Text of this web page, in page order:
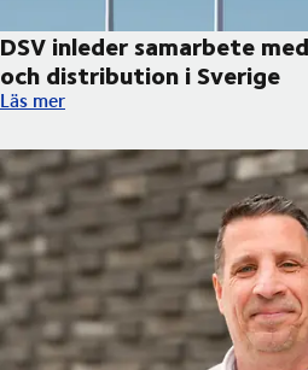
DSV inleder samarbete
och distribution i Sverige
DSV inleder samarbete med
Läs mer